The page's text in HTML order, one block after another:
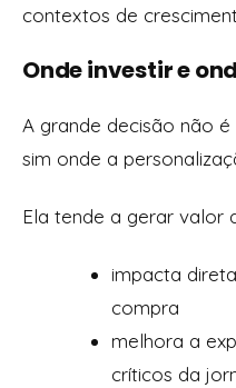
contextos de
Onde investir e
A grande decisão não é
sim onde a
Ela tende a gerar valor
impacta
compra
melhora a
críticos da